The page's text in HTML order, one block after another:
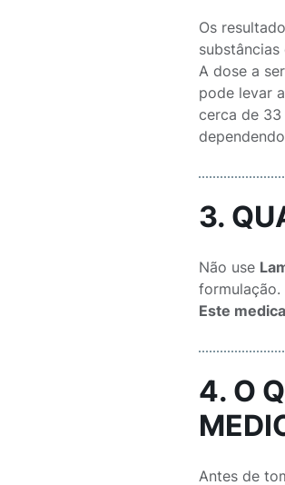
Os
A dose a
pode levar
cerca de
3.
Não use
formulação.
Este
4. O
Antes de